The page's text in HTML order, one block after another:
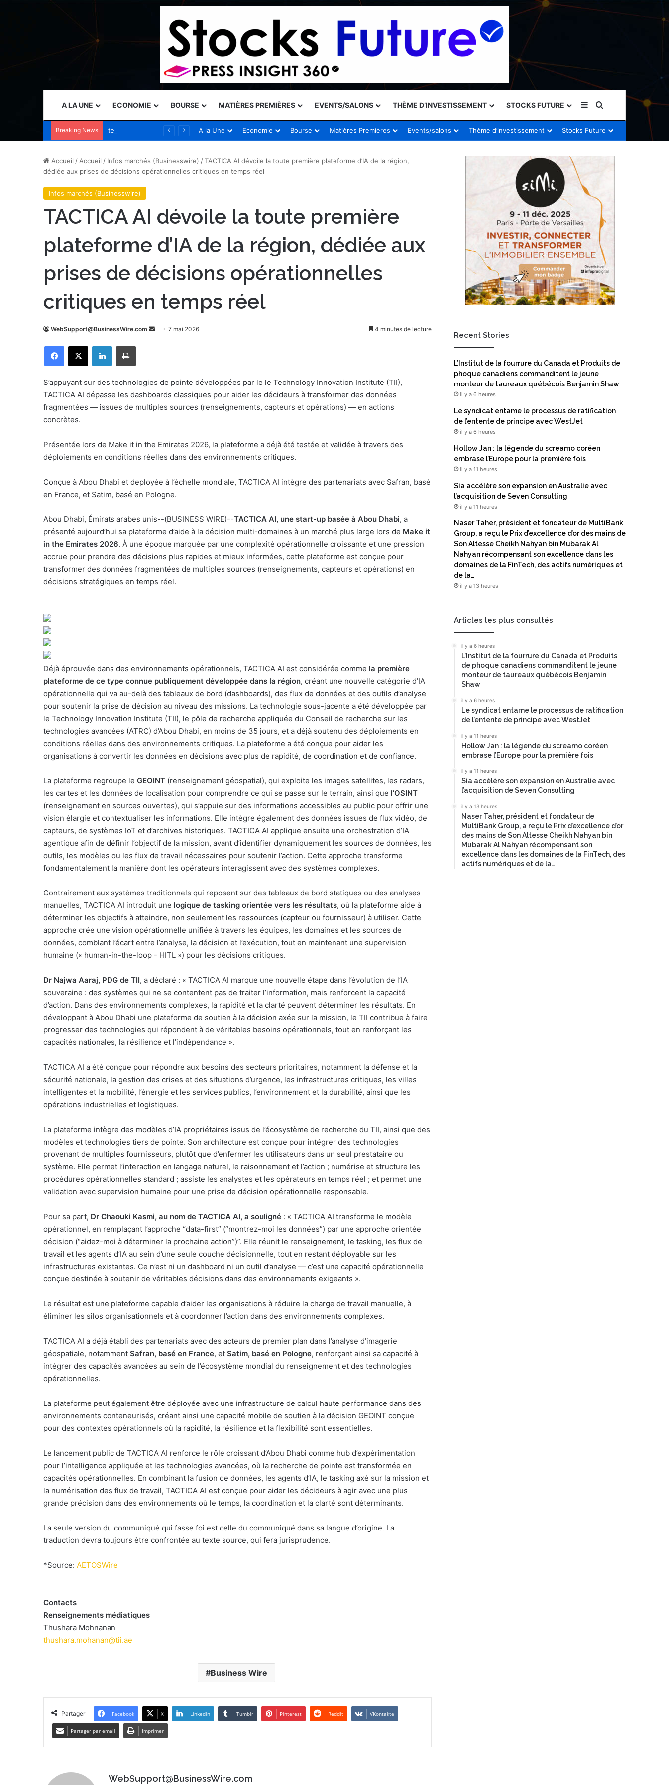
A LA UNE ECONOMIE BOURSE MATIÈRES PREMIÈRES EVENTS/SALONS THÈME D’INVESTISSEMENT STOCKS FUTURE Sidebar (barre
Rechercher
Breaking News A la Une Economie Bourse Matières Premières Events/salons Thème d’investissement Stocks Future
Accueil / Accueil / Infos marchés (Businesswire) /TACTICA AI dévoile la toute première plateforme d’IA de la région,
dédiée aux prises de décisions opérationnelles critiques en temps réel
Infos marchés (Businesswire)
TACTICA AI dévoile la toute première
plateforme d’IA de la région, dédiée aux
prises de décisions opérationnelles
critiques en temps réel
WebSupport@BusinessWire.com
o
u
r
i
l
7 mai 2026 4 minutes de lecture
S’appuyant sur des technologies de pointe développées par le le Technology Innovation Institute (TII),
TACTICA AI dépasse les dashboards classiques pour aider les décideurs à transformer des données
fragmentées — issues de multiples sources (renseignements, capteurs et opérations) — en actions
concrètes.
Présentée lors de Make it in the Emirates 2026, la plateforme a déjà été testée et validée à travers des
déploiements en conditions réelles dans des environnements critiques.
Conçue à Abou Dhabi et deployée à l’échelle mondiale, TACTICA AI intègre des partenariats avec Safran, basé
en France, et Satim, basé en Pologne.
Abou Dhabi, Émirats arabes unis--(BUSINESS WIRE)--TACTICA AI, une start-up basée à Abou Dhabi, a
présenté aujourd’hui sa plateforme d’aide à la décision multi-domaines à un marché plus large lors de Make it
in the Emirates 2026. À une époque marquée par une complexité opérationnelle croissante et une pression
accrue pour prendre des décisions plus rapides et mieux informées, cette plateforme est conçue pour
transformer des données fragmentées de multiples sources (renseignements, capteurs et opérations) en
décisions stratégiques en temps réel.
Déjà éprouvée dans des environnements opérationnels, TACTICA AI est considérée comme la première
plateforme de ce type connue publiquement développée dans la région, créant une nouvelle catégorie d’IA
opérationnelle qui va au-delà des tableaux de bord (dashboards), des flux de données et des outils d’analyse
pour soutenir la prise de décision au niveau des missions. La technologie sous-jacente a été développée par
le Technology Innovation Institute (TII), le pôle de recherche appliquée du Conseil de recherche sur les
technologies avancées (ATRC) d’Abou Dhabi, en moins de 35 jours, et a déjà soutenu des déploiements en
conditions réelles dans des environnements critiques. La plateforme a été conçue pour aider les
organisations à convertir les données en décisions avec plus de rapidité, de coordination et de confiance.
La plateforme regroupe le GEOINT (renseignement géospatial), qui exploite les images satellites, les radars,
les cartes et les données de localisation pour comprendre ce qui se passe sur le terrain, ainsi que l’OSINT
(renseignement en sources ouvertes), qui s’appuie sur des informations accessibles au public pour offrir une
vision élargie et contextualiser les informations. Elle intègre également des données issues de flux vidéo, de
capteurs, de systèmes IoT et d’archives historiques. TACTICA AI applique ensuite une orchestration d’IA
agentique afin de définir l’objectif de la mission, avant d’identifier dynamiquement les sources de données, les
outils, les modèles ou les flux de travail nécessaires pour soutenir l’action. Cette approche transforme
fondamentalement la manière dont les opérateurs interagissent avec des systèmes complexes.
Contrairement aux systèmes traditionnels qui reposent sur des tableaux de bord statiques ou des analyses
manuelles, TACTICA AI introduit une logique de tasking orientée vers les résultats, où la plateforme aide à
déterminer les objectifs à atteindre, non seulement les ressources (capteur ou fournisseur) à utiliser. Cette
approche crée une vision opérationnelle unifiée à travers les équipes, les domaines et les sources de
données, comblant l’écart entre l’analyse, la décision et l’exécution, tout en maintenant une supervision
humaine (« human-in-the-loop - HITL ») pour les décisions critiques.
Dr Najwa Aaraj, PDG de TII, a déclaré : « TACTICA AI marque une nouvelle étape dans l’évolution de l’IA
souveraine : des systèmes qui ne se contentent pas de traiter l’information, mais renforcent la capacité
d’action. Dans des environnements complexes, la rapidité et la clarté peuvent déterminer les résultats. En
développant à Abou Dhabi une plateforme de soutien à la décision axée sur la mission, le TII contribue à faire
progresser des technologies qui répondent à de véritables besoins opérationnels, tout en renforçant les
capacités nationales, la résilience et l’indépendance ».
TACTICA AI a été conçue pour répondre aux besoins des secteurs prioritaires, notamment la défense et la
sécurité nationale, la gestion des crises et des situations d’urgence, les infrastructures critiques, les villes
intelligentes et la mobilité, l’énergie et les services publics, l’environnement et la durabilité, ainsi que les
opérations industrielles et logistiques.
La plateforme intègre des modèles d’IA propriétaires issus de l’écosystème de recherche du TII, ainsi que des
modèles et technologies tiers de pointe. Son architecture est conçue pour intégrer des technologies
provenant de multiples fournisseurs, plutôt que d’enfermer les utilisateurs dans un seul prestataire ou
système. Elle permet l’interaction en langage naturel, le raisonnement et l’action ; numérise et structure les
procédures opérationnelles standard ; assiste les analystes et les opérateurs en temps réel ; et permet une
validation avec supervision humaine pour une prise de décision opérationnelle responsable.
Pour sa part, Dr Chaouki Kasmi, au nom de TACTICA AI, a souligné : « TACTICA AI transforme le modèle
opérationnel, en remplaçant l’approche “data-first” (“montrez-moi les données”) par une approche orientée
décision (“aidez-moi à déterminer la prochaine action”)”. Elle réunit le renseignement, le tasking, les flux de
travail et les agents d’IA au sein d’une seule couche décisionnelle, tout en restant déployable sur les
infrastructures existantes. Ce n’est ni un dashboard ni un outil d’analyse — c’est une capacité opérationnelle
conçue destinée à soutenir de véritables décisions dans des environnements exigeants ».
Le résultat est une plateforme capable d’aider les organisations à réduire la charge de travail manuelle, à
éliminer les silos organisationnels et à coordonner l’action dans des environnements complexes.
TACTICA AI a déjà établi des partenariats avec des acteurs de premier plan dans l’analyse d’imagerie
géospatiale, notamment Safran, basé en France, et Satim, basé en Pologne, renforçant ainsi sa capacité à
intégrer des capacités avancées au sein de l’écosystème mondial du renseignement et des technologies
opérationnelles.
La plateforme peut également être déployée avec une infrastructure de calcul haute performance dans des
environnements conteneurisés, créant ainsi une capacité mobile de soutien à la décision GEOINT conçue
pour des contextes opérationnels où la rapidité, la résilience et la flexibilité sont essentielles.
Le lancement public de TACTICA AI renforce le rôle croissant d’Abou Dhabi comme hub d’expérimentation
pour l’intelligence appliquée et les technologies avancées, où la recherche de pointe est transformée en
capacités opérationnelles. En combinant la fusion de données, les agents d’IA, le tasking axé sur la mission et
la numérisation des flux de travail, TACTICA AI est conçue pour aider les décideurs à agir avec une plus
grande précision dans des environnements où le temps, la coordination et la clarté sont déterminants.
La seule version du communiqué qui fasse foi est celle du communiqué dans sa langue d’origine. La
traduction devra toujours être confrontée au texte source, qui fera jurisprudence.
*Source: AETOSWire
Contacts
Renseignements médiatiques
Thushara Mohnanan
thushara.mohanan@tii.ae
Business Wire
Partager Facebook X Linkedin Tumblr Pinterest Reddit VKontakte
Partager par email Imprimer
WebSupport@BusinessWire.com
Recent Stories
L’Institut de la fourrure du Canada et Produits de
phoque canadiens commanditent le jeune
monteur de taureaux québécois Benjamin Shaw
il y a 6 heures
Le syndicat entame le processus de ratification
de l’entente de principe avec WestJet
il y a 6 heures
Hollow Jan : la légende du screamo coréen
embrase l’Europe pour la première fois
il y a 11 heures
Sia accélère son expansion en Australie avec
l’acquisition de Seven Consulting
il y a 11 heures
Naser Taher, président et fondateur de MultiBank
Group, a reçu le Prix d’excellence d’or des mains de
Son Altesse Cheikh Nahyan bin Mubarak Al
Nahyan récompensant son excellence dans les
domaines de la FinTech, des actifs numériques et
de la…
il y a 13 heures
Articles les plus consultés
il y a 6 heures
L’Institut de la fourrure du Canada et Produits
de phoque canadiens commanditent le jeune
monteur de taureaux québécois Benjamin
Shaw
il y a 6 heures
Le syndicat entame le processus de ratification
de l’entente de principe avec WestJet
il y a 11 heures
Hollow Jan : la légende du screamo coréen
embrase l’Europe pour la première fois
il y a 11 heures
Sia accélère son expansion en Australie avec
l’acquisition de Seven Consulting
il y a 13 heures
Naser Taher, président et fondateur de
MultiBank Group, a reçu le Prix d’excellence d’or
des mains de Son Altesse Cheikh Nahyan bin
Mubarak Al Nahyan récompensant son
excellence dans les domaines de la FinTech, des
actifs numériques et de la…